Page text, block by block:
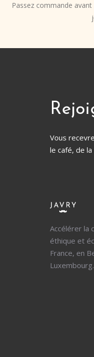
Passez commande
Vous
le café, de
Accélérer la
éthique et
France, en
Luxembourg.